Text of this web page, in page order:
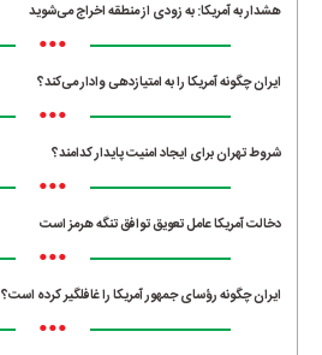
هشدار به آمریکا: به زودی از منطقه اخراج می‌شوید
•••
ایران چگونه آمریکا را به امتیازدهی وادار می‌کند؟
•••
شروط تهران برای ایجاد امنیت پایدار کدامند؟
•••
دخالت آمریکا عامل تعویق توافق تنگه هرمز است
•••
ایران چگونه رؤسای جمهور آمریکا را غافلگیر کرده است؟
•••